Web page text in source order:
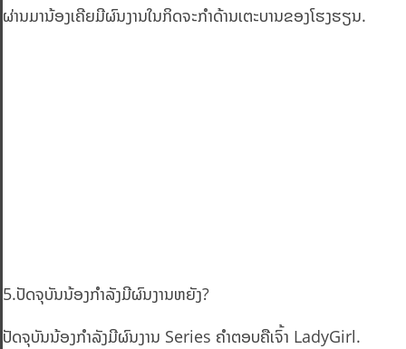
ຜ່ານມານ້ອງເຄີຍມີຜົນງານໃນກິດຈະກຳດ້ານເຕະບານຂອງໂຮງຮຽນ.
5.ປັດຈຸບັນນ້ອງກຳລັງມີຜົນງານຫຍັງ?
ປັດຈຸບັນນ້ອງກຳລັງມີຜົນງານ Series ຄຳຕອບຄືເຈົ້າ LadyGirl.